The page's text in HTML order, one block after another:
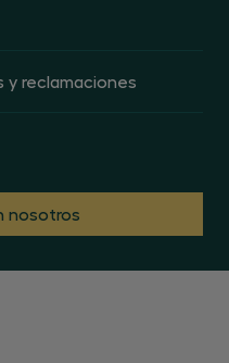
y reclamaciones
nosotros